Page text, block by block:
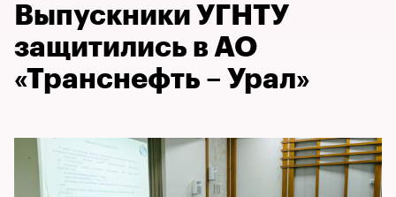
Выпускники УГНТУ
защитились в АО
«Транснефть – Урал»